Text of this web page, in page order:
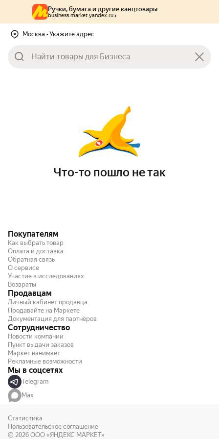
Ручки, бумага и другие канцтовары
business.market.yandex.ru
Москва • Укажите адрес
Что-то пошло не так
Покупателям
Как выбрать товар
Оплата и доставка
Обратная связь
О сервисе
Участие в исследованиях
Возвраты
Продавцам
Личный кабинет продавца
Продавайте на Маркете
Документация для партнёров
Сотрудничество
Новости компании
Пункт выдачи заказов
Маркет нанимает
Рекламные возможности
Мы в соцсетях
Telegram
Max
Статистика
Пользовательское соглашение
© 2026 ООО «ЯНДЕКС МАРКЕТ»